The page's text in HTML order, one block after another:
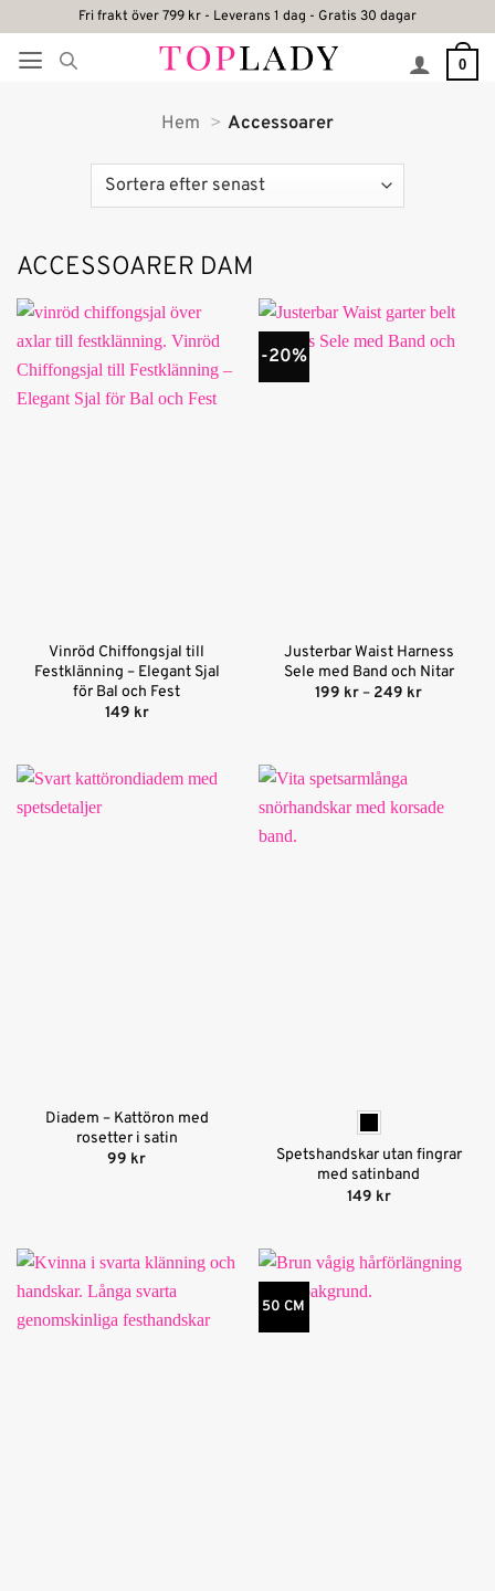
content
Fri frakt över 799 kr - Leverans 1 dag - Gratis 30 dagar
0
Hem Accessoarer
ACCESSOARER DAM
Vinröd Chiffongsjal till
Festklänning – Elegant Sjal
för Bal och Fest
149 kr
-20%
Justerbar Waist Harness
Sele med Band och Nitar
199 kr– 249 kr
Diadem – Kattöron med
rosetter i satin
99 kr
Spetshandskar utan fingrar
med satinband
149 kr
50 CM